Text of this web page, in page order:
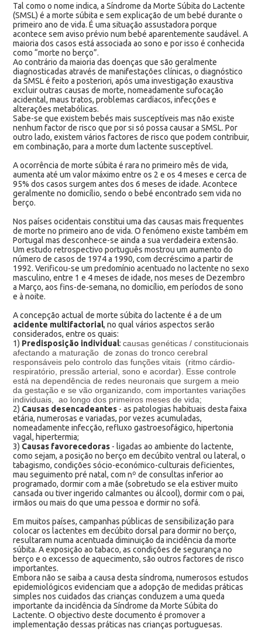
Tal como o nome indica, a Síndrome da Morte Súbita do Lactente
(SMSL) é a morte súbita e sem explicação de um bebé durante o
primeiro ano de vida. É uma situação assustadora porque
acontece sem aviso prévio num bebé aparentemente saudável. A
maioria dos casos está associada ao sono e por isso é conhecida
como “morte no berço”.
Ao contrário da maioria das doenças que são geralmente
diagnosticadas através de manifestações clínicas, o diagnóstico
da SMSL é feito a posteriori, após uma investigação exaustiva
excluir outras causas de morte, nomeadamente sufocação
acidental, maus tratos, problemas cardíacos, infecções e
alterações metabólicas.
Sabe-se que existem bebés mais susceptíveis mas não existe
nenhum factor de risco que por si só possa causar a SMSL. Por
outro lado, existem vários factores de risco que podem contribuir,
em combinação, para a morte dum lactente susceptível.
A ocorrência de morte súbita é rara no primeiro mês de vida,
aumenta até um valor máximo entre os 2 e os 4 meses e cerca de
95% dos casos surgem antes dos 6 meses de idade. Acontece
geralmente no domicílio, sendo o bebé encontrado sem vida no
berço.
Nos países ocidentais constitui uma das causas mais frequentes
de morte no primeiro ano de vida. O fenómeno existe também em
Portugal mas desconhece-se ainda a sua verdadeira extensão.
Um estudo retrospectivo português mostrou um aumento do
número de casos de 1974 a 1990, com decréscimo a partir de
1992. Verificou-se um predomínio acentuado no lactente no sexo
masculino, entre 1 e 4 meses de idade, nos meses de Dezembro
a Março, aos fins-de-semana, no domicílio, em períodos de sono
e à noite.
A concepção actual de morte súbita do lactente é a de um
acidente multifactorial, no qual vários aspectos serão
considerados, entre os quais:
1) Predisposição individual: causas genéticas / constitucionais
afectando a maturação de zonas do tronco cerebral
responsáveis pelo controlo das funções vitais (ritmo cárdio-
respiratório, pressão arterial, sono e acordar). Esse controle
está na dependência de redes neuronais que surgem a meio
da gestação e se vão organizando, com importantes variações
individuais, ao longo dos primeiros meses de vida;
2) Causas desencadeantes- as patologias habituais desta faixa
etária, numerosas e variadas, por vezes acumuladas,
nomeadamente infecção, refluxo gastroesofágico, hipertonia
vagal, hipertermia;
3) Causas favorecedoras- ligadas ao ambiente do lactente,
como sejam, a posição no berço em decúbito ventral ou lateral, o
tabagismo, condições sócio-económico-culturais deficientes,
mau seguimento pré natal, com nº de consultas inferior ao
programado, dormir com a mãe (sobretudo se ela estiver muito
cansada ou tiver ingerido calmantes ou álcool), dormir com o pai,
irmãos ou mais do que uma pessoa e dormir no sofá.
Em muitos países, campanhas públicas de sensibilização para
colocar os lactentes em decúbito dorsal para dormir no berço,
resultaram numa acentuada diminuição da incidência da morte
súbita. A exposição ao tabaco, as condições de segurança no
berço e o excesso de aquecimento, são outros factores de risco
importantes.
Embora não se saiba a causa desta síndroma, numerosos estudos
epidemiológicos evidenciam que a adopção de medidas práticas
simples nos cuidados das crianças conduzem a uma queda
importante da incidência da Síndrome da Morte Súbita do
Lactente. O objectivo deste documento é promover a
implementação dessas práticas nas crianças portuguesas.